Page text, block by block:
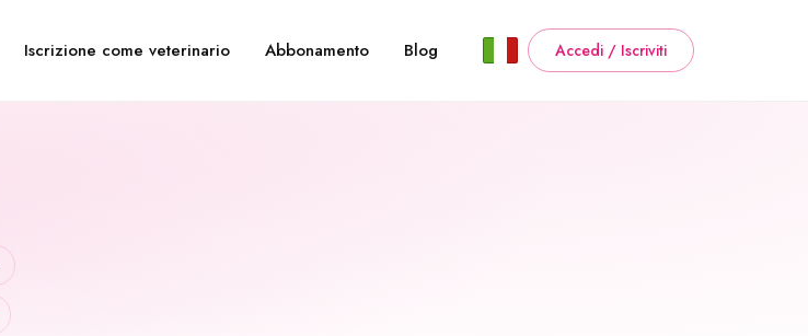
Iscrizione come veterinario Abbonamento Blog Accedi / Iscriviti